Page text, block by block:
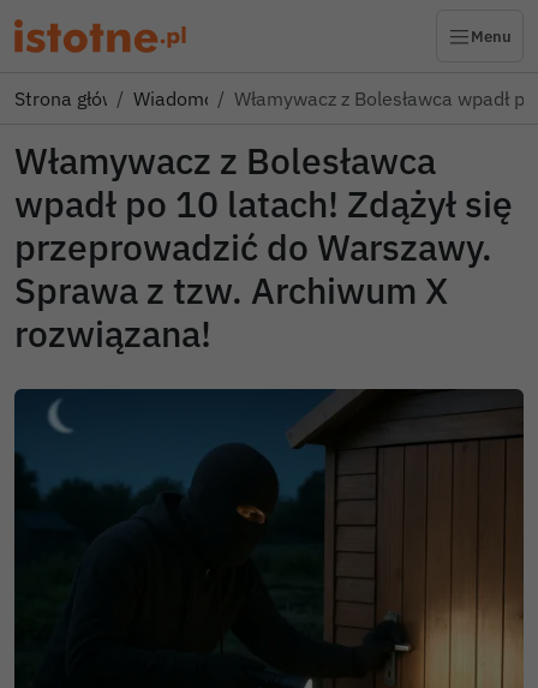
Menu
Strona głównaWiadomościWłamywacz z Bolesławca wpadł
Włamywacz z Bolesławca
wpadł po 10 latach! Zdążył się
przeprowadzić do Warszawy.
Sprawa z tzw. Archiwum X
rozwiązana!